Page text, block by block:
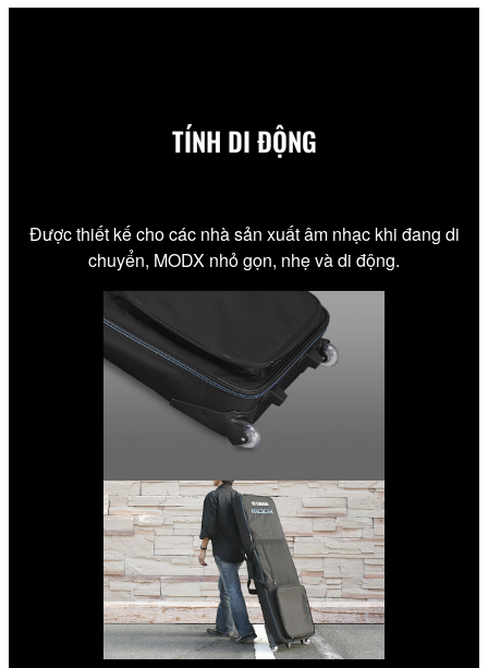
TÍNH DI ĐỘNG
Được thiết kế cho các nhà sản xuất âm nhạc khi đang di
chuyển, MODX nhỏ gọn, nhẹ và di động.